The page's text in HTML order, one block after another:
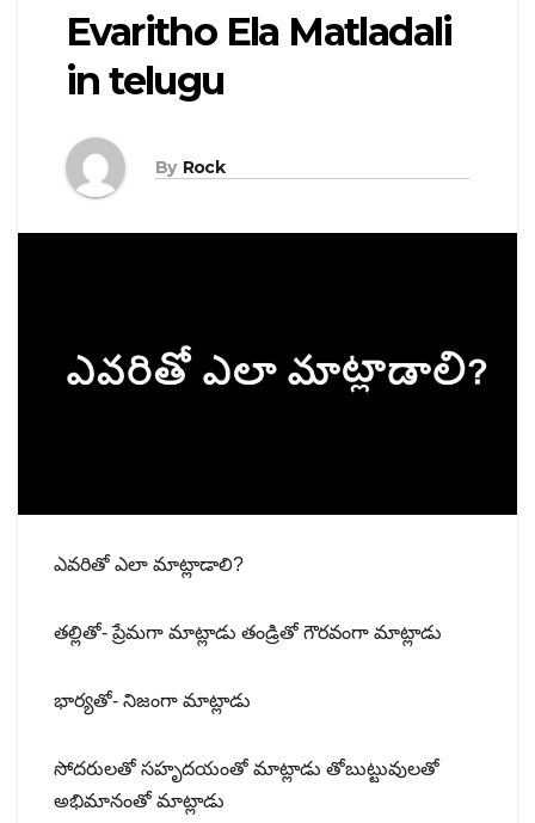
Evaritho Ela Matladali
in telugu
By Rock
ఎవరితో ఎలా మాట్లాడాలి?
తల్లితో- ప్రేమగా మాట్లాడు తండ్రితో గౌరవంగా మాట్లాడు
భార్యతో- నిజంగా మాట్లాడు
సోదరులతో సహృదయంతో మాట్లాడు తోబుట్టువులతో
అభిమానంతో మాట్లాడు